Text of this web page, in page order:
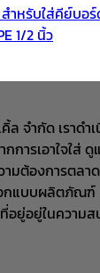
ำหรับใส่คีย์บอ
1/2 นิ้ว
จำกัด เราดำ
การเอาใจใส่
วามต้องการต
กแบบผลิตภัณฑ์
ยู่อยู่ในความส